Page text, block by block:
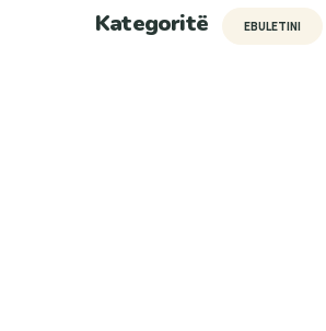
Kategoritë EBULETINI